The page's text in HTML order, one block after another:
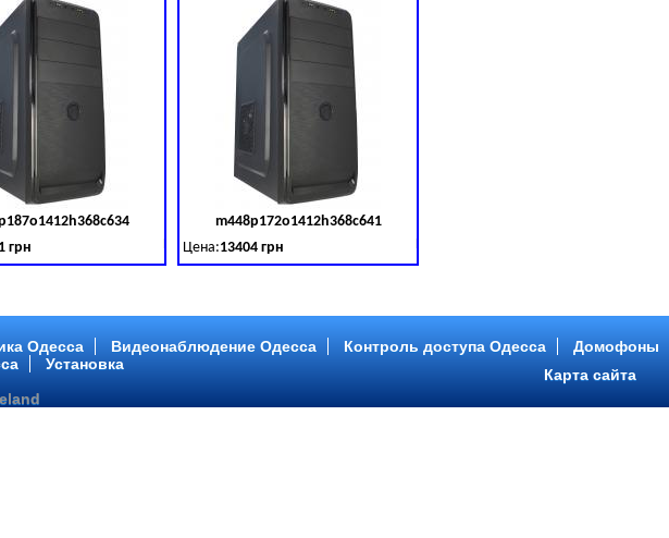
MHz) HDD: TOSHIBA 500 GB (SATA III)
грн Код товара:379030
2 ядра 2.90GHz,ОЗУ: 2 GB, DDR 3 (1600 MHz) HDD: Seagate 2 TB (SATA III)
m448p172o1412h368c641
Цена:13404 грн Код товара:
Intel Core ™ i5 4 ядра 3.20GHz,ОЗУ: 2 GB, DDR 3 (1600 MHz) HDD: Seagate 2
Одесса Видеонаблюдение Одесса Контроль доступа Одесса
Домофоны
Установка
Карта сайта